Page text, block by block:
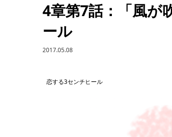
4章第7話：「風が
ール
2017.05.08
恋する3センチヒール